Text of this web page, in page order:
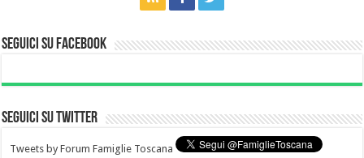
Seguici su Facebook
Seguici su Twitter
Tweets by Forum Famiglie Toscana